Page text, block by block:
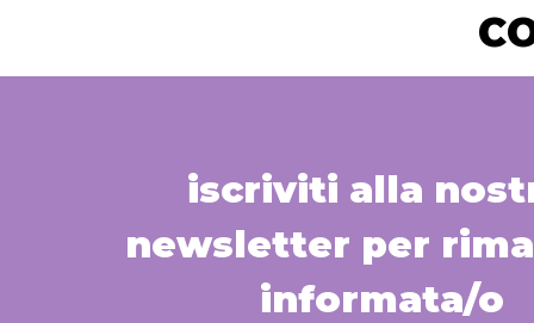
iscriviti alla
newsletter per
informata/o